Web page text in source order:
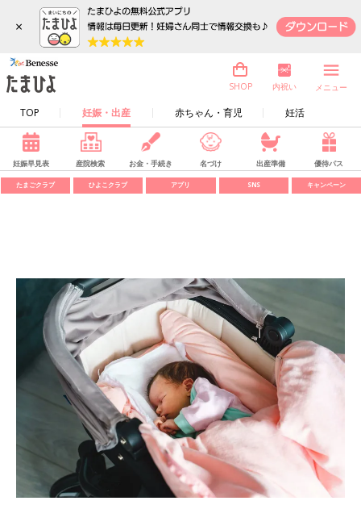
×
TOP 妊娠・出産 赤ちゃん・育児 妊活
SHOP 内祝い メニュー
妊娠早見表 産院検索 お金・手続き 名づけ 出産準備 優待パス
たまごクラブ ひよこクラブ アプリ SNS キャンペーン